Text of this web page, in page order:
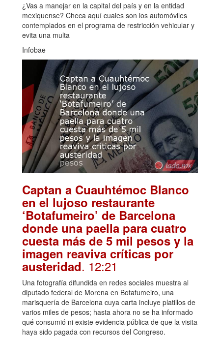
¿Vas a manejar en la capital del país y en la entidad
mexiquense? Checa aquí cuales son los automóviles
contemplados en el programa de restricción vehicular y
evita una multa
Infobae
Captan a Cuauhtémoc Blanco
en el lujoso restaurante
‘Botafumeiro’ de Barcelona
donde una paella para cuatro
cuesta más de 5 mil pesos y la
imagen reaviva críticas por
austeridad. 12:21
Una fotografía difundida en redes sociales muestra al
diputado federal de Morena en Botafumeiro, una
marisquería de Barcelona cuya carta incluye platillos de
varios miles de pesos; hasta ahora no se ha informado
qué consumió ni existe evidencia pública de que la visita
haya sido pagada con recursos del Congreso.